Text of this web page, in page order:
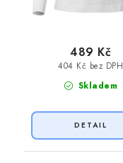
Skladem
404 Kč bez DPH
489 Kč